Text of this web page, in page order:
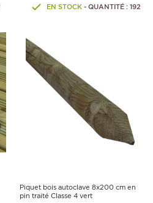
EN STOCK- QUANTITÉ : 192
Piquet bois autoclave 8x200 cm en
pin traité Classe 4 vert